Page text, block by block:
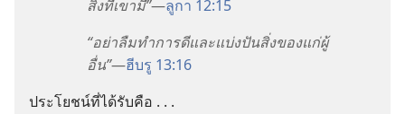
สิ่งที่เขามี”—ลูกา 12:15
“อย่าลืมทำการดีและแบ่งปันสิ่งของแก่ผู้
อื่น”—ฮีบรู 13:16
ประโยชน์ที่ได้รับคือ . . .